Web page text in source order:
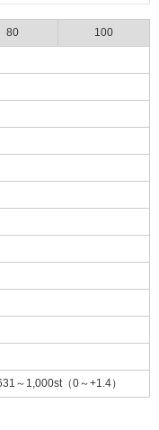
80 100
～1,000st（0～+1.4）